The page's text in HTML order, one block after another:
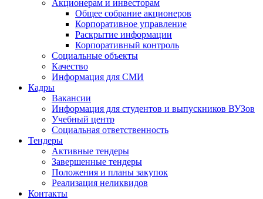
Акционерам и инвесторам
Общее собрание акционеров
Корпоративное управление
Раскрытие информации
Корпоративный контроль
Социальные объекты
Качество
Информация для СМИ
Кадры
Вакансии
Информация для студентов и выпускников ВУЗов
Учебный центр
Социальная ответственность
Тендеры
Активные тендеры
Завершенные тендеры
Положения и планы закупок
Реализация неликвидов
Контакты